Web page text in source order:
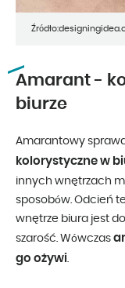
Amarant -
biurze
Amarantowy
kolorystyczne w
innych wnętrzach
sposobów. Odcień
wnętrze biura jest
szarość. Wówczas
go ożywi.